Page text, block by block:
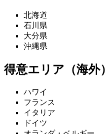
北海道
石川県
大分県
沖縄県
得意エリア（海外）
ハワイ
フランス
イタリア
ドイツ